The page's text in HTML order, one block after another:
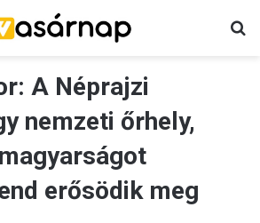
A Néprajzi
nemzeti őrhely,
erősödik meg